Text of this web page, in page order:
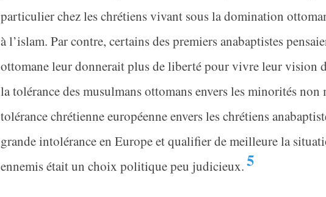
particulier chez les chrétiens vivant sous la domination
à l’islam. Par contre, certains des premiers anabaptistes
ottomane leur donnerait plus de liberté pour vivre leur vision
la tolérance des musulmans ottomans envers les minorités
tolérance chrétienne européenne envers les chrétiens
grande intolérance en Europe et qualifier de meilleure la
ennemis était un choix politique peu judicieux.5